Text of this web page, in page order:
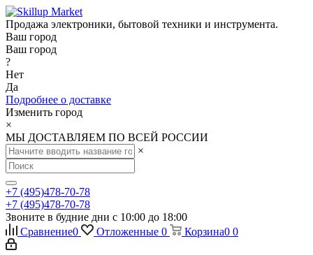
Продажа электроники, бытовой техники и инструмента.
Ваш город
Ваш город
?
Нет
Да
Подробнее о доставке
Изменить город
×
МЫ ДОСТАВЛЯЕМ ПО ВСЕЙ РОССИИ
×
+7 (495)478-70-78
+7 (495)478-70-78
Звоните в будние дни с 10:00 до 18:00
Сравнение0 Отложенные 0 Корзина0 0